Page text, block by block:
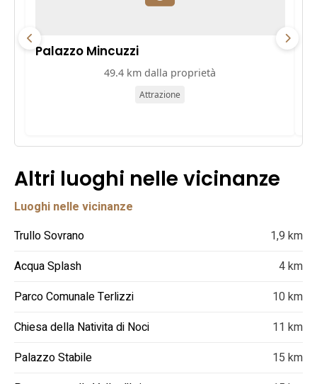
Palazzo Mincuzzi
49.4 km dalla proprietà
Attrazione
Altri luoghi nelle vicinanze
Luoghi nelle vicinanze
Trullo Sovrano
1,9 km
Acqua Splash
4 km
Parco Comunale Terlizzi
10 km
Chiesa della Nativita di Noci
11 km
Palazzo Stabile
15 km